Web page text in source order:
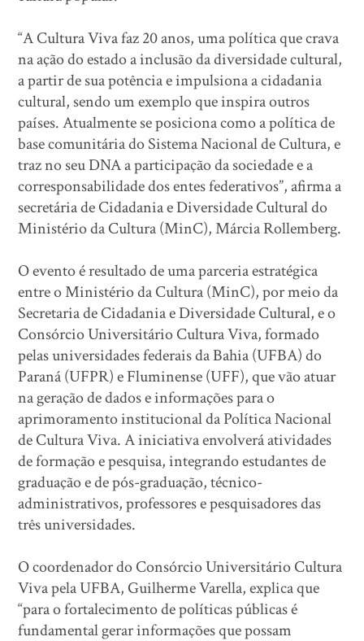
“A Cultura Viva faz 20 anos, uma política que crava
na ação do estado a inclusão da diversidade cultural,
a partir de sua potência e impulsiona a cidadania
cultural, sendo um exemplo que inspira outros
países. Atualmente se posiciona como a política de
base comunitária do Sistema Nacional de Cultura, e
traz no seu DNA a participação da sociedade e a
corresponsabilidade dos entes federativos”, afirma a
secretária de Cidadania e Diversidade Cultural do
Ministério da Cultura (MinC), Márcia Rollemberg.
O evento é resultado de uma parceria estratégica
entre o Ministério da Cultura (MinC), por meio da
Secretaria de Cidadania e Diversidade Cultural, e o
Consórcio Universitário Cultura Viva, formado
pelas universidades federais da Bahia (UFBA) do
Paraná (UFPR) e Fluminense (UFF), que vão atuar
na geração de dados e informações para o
aprimoramento institucional da Política Nacional
de Cultura Viva. A iniciativa envolverá atividades
de formação e pesquisa, integrando estudantes de
graduação e de pós-graduação, técnico-
administrativos, professores e pesquisadores das
três universidades.
O coordenador do Consórcio Universitário Cultura
Viva pela UFBA, Guilherme Varella, explica que
“para o fortalecimento de políticas públicas é
fundamental gerar informações que possam